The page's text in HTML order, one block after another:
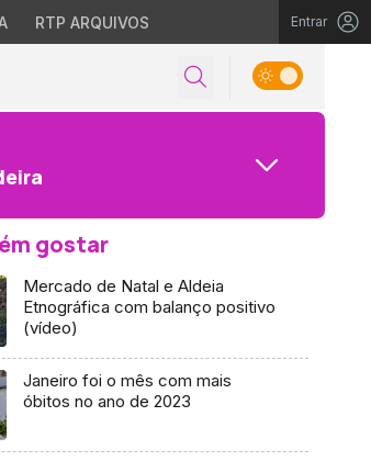
RTP ARQUIVOS Entrar
gostar
Mercado de Natal e Aldeia
Etnográfica com balanço positivo
(vídeo)
Janeiro foi o mês com mais
óbitos no ano de 2023